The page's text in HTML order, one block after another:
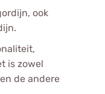
ook
is zowel
de andere